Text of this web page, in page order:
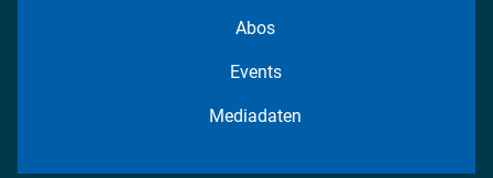
Abos
Events
Mediadaten